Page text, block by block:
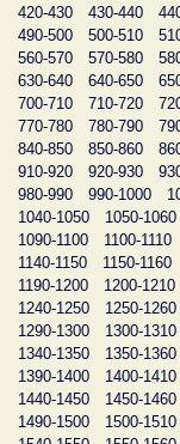
420-430
430-440
490-500
500-510
560-570
570-580
630-640
640-650
700-710
710-720
770-780
780-790
840-850
850-860
910-920
920-930
980-990
990-1000
1040-1050
1050-1060
1090-1100
1100-1110
1140-1150
1150-1160
1190-1200
1200-1210
1240-1250
1250-1260
1290-1300
1300-1310
1340-1350
1350-1360
1390-1400
1400-1410
1440-1450
1450-1460
1490-1500
1500-1510